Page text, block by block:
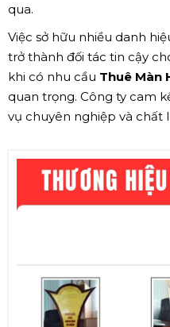
qua.
Việc sở hữu nhiều danh
trở thành đối tác tin cậy
khi có nhu cầu Thuê Màn
quan trọng. Công ty cam
vụ chuyên nghiệp và chất